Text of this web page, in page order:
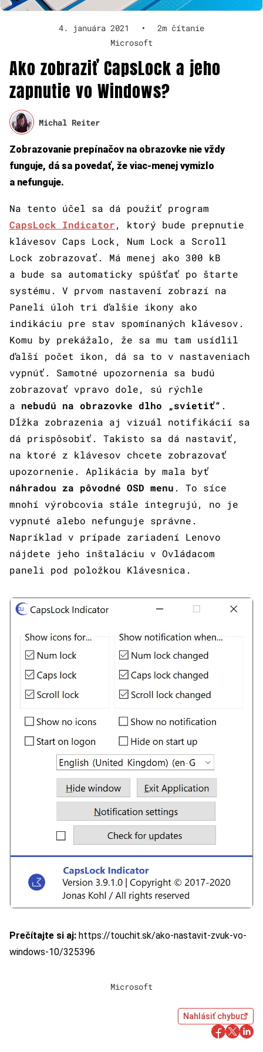
4. januára 2021 •
2m čítanie
Microsoft
Ako zobraziť CapsLock a jeho
zapnutie vo Windows?
Michal Reiter
Zobrazovanie prepínačov na obrazovke nie vždy
funguje, dá sa povedať, že viac-menej vymizlo
a nefunguje.
Na tento účel sa dá použiť program
CapsLock Indicator, ktorý bude prepnutie
klávesov Caps Lock, Num Lock a Scroll
Lock zobrazovať. Má menej ako 300 kB
a bude sa automaticky spúšťať po štarte
systému. V prvom nastavení zobrazí na
Paneli úloh tri ďalšie ikony ako
indikáciu pre stav spomínaných klávesov.
Komu by prekážalo, že sa mu tam usídlil
ďalší počet ikon, dá sa to v nastaveniach
vypnúť. Samotné upozornenia sa budú
zobrazovať vpravo dole, sú rýchle
a nebudú na obrazovke dlho „svietiť“ .
Dĺžka zobrazenia aj vizuál notifikácií sa
dá prispôsobiť. Takisto sa dá nastaviť,
na ktoré z klávesov chcete zobrazovať
upozornenie. Aplikácia by mala byť
náhradou za pôvodné OSD menu . To síce
mnohí výrobcovia stále integrujú, no je
vypnuté alebo nefunguje správne.
Napríklad v prípade zariadení Lenovo
nájdete jeho inštaláciu v Ovládacom
paneli pod položkou Klávesnica.
Prečítajte si aj: https://touchit.sk/ako-nastavit-zvuk-vo-
windows-10/325396
Microsoft
Nahlásiť chybu